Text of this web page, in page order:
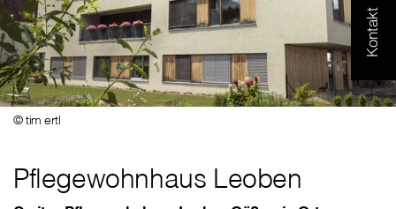
Kontakt
© tim ertl
Pflegewohnhaus Leoben